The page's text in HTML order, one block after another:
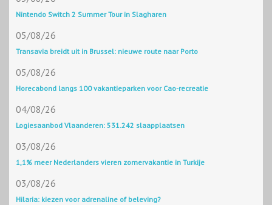
Nintendo Switch 2 Summer Tour in Slagharen
05/08/26
Transavia breidt uit in Brussel: nieuwe route naar Porto
05/08/26
Horecabond langs 100 vakantieparken voor Cao-recreatie
04/08/26
Logiesaanbod Vlaanderen: 531.242 slaapplaatsen
03/08/26
1,1% meer Nederlanders vieren zomervakantie in Turkije
03/08/26
Hilaria: kiezen voor adrenaline of beleving?